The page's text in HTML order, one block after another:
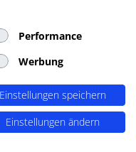
am Main ?
SEO
Bereiche
technische
Performance
Werbung
Einstellungen speichern
Einstellungen ändern